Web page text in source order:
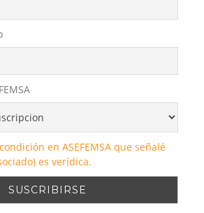
en ASEFEMSA que señalé
es verídica.